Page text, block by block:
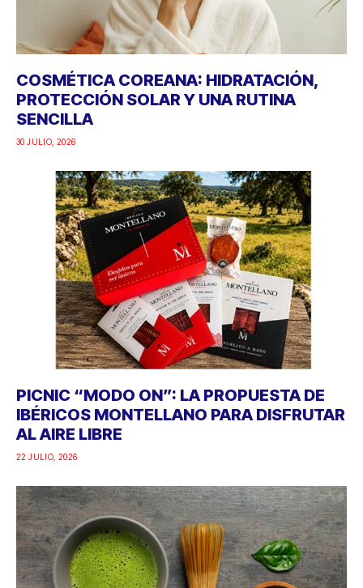
COSMÉTICA COREANA: HIDRATACIÓN,
PROTECCIÓN SOLAR Y UNA RUTINA
SENCILLA
30 JULIO, 2026
PICNIC “MODO ON”: LA PROPUESTA DE
IBÉRICOS MONTELLANO PARA DISFRUTAR
AL AIRE LIBRE
22 JULIO, 2026